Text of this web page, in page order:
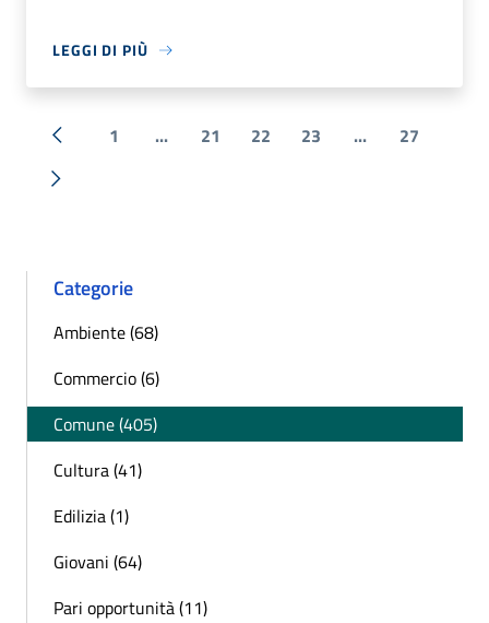
LEGGI DI PIÙ
« Precedente
1 ... 21 22 23 ... 27
Successiva »
Categorie
Ambiente (68)
Commercio (6)
Comune (405)
Cultura (41)
Edilizia (1)
Giovani (64)
Pari opportunità (11)